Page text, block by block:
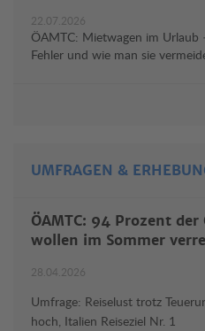
22.07.2026
ÖAMTC: Mietwagen im Urlaub
Fehler und wie man sie
UMFRAGEN &
ÖAMTC: 94 Prozent
wollen im Sommer
28.04.2026
Umfrage: Reiselust trotz
hoch, Italien Reiseziel Nr. 1